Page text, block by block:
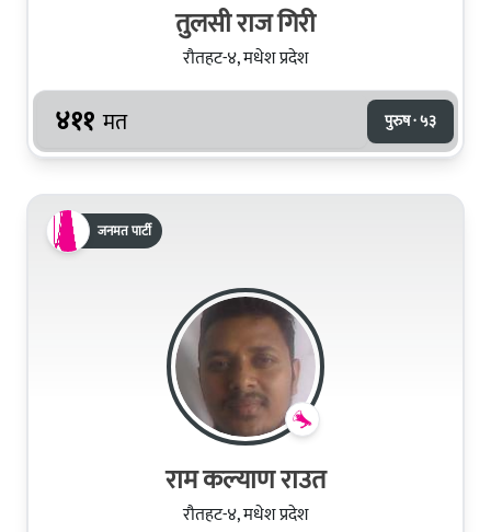
तुलसी राज गिरी
रौतहट-४, मधेश प्रदेश
४११ मत पुरुष · ५३
जनमत पार्टी
राम कल्याण राउत
रौतहट-४, मधेश प्रदेश